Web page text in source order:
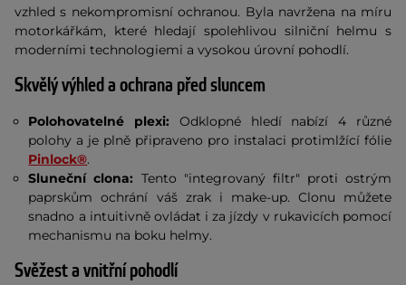
vzhled s nekompromisní ochranou. Byla navržena na míru
motorkářkám, které hledají spolehlivou silniční helmu s
moderními technologiemi a vysokou úrovní pohodlí.
Skvělý výhled a ochrana před sluncem
Polohovatelné plexi: Odklopné hledí nabízí 4 různé
polohy a je plně připraveno pro instalaci protimlžící fólie
Pinlock®.
Sluneční clona: Tento "integrovaný filtr" proti ostrým
paprskům ochrání váš zrak i make-up. Clonu můžete
snadno a intuitivně ovládat i za jízdy v rukavicích pomocí
mechanismu na boku helmy.
Svěžest a vnitřní pohodlí